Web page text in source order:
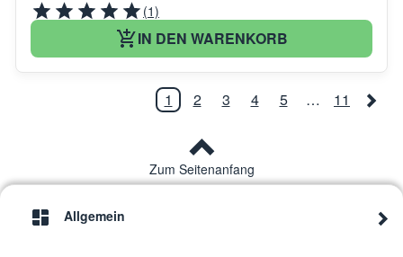
(1)
IN DEN WARENKORB
1 2 3 4 5 … 11
Zum Seitenanfang
Allgemein